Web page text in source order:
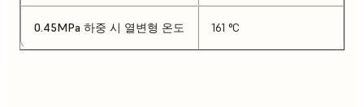
0.45MPa 하중 시 열변형 온도 161 °C